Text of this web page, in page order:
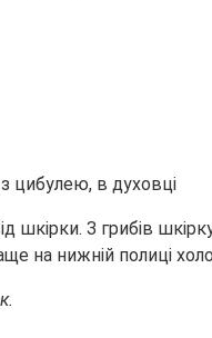
шкірки. З грибів
на нижній полиці